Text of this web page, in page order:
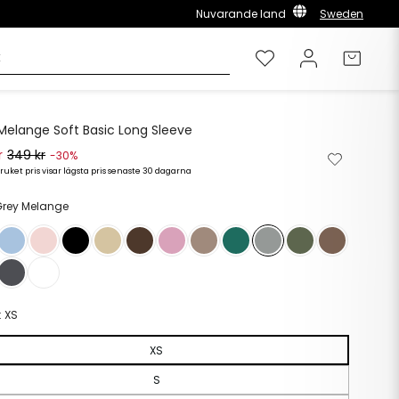
Nuvarande land Sweden
ÖnskelistaLogga in
Soft Basic Long Sleeve
349 kr -30%
pris visar lägsta pris senaste 30 dagarna
Lägg
Melange
XS
XS
S